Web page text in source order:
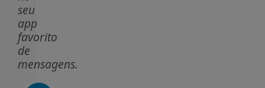
seu
app
favorito
de
mensagens.